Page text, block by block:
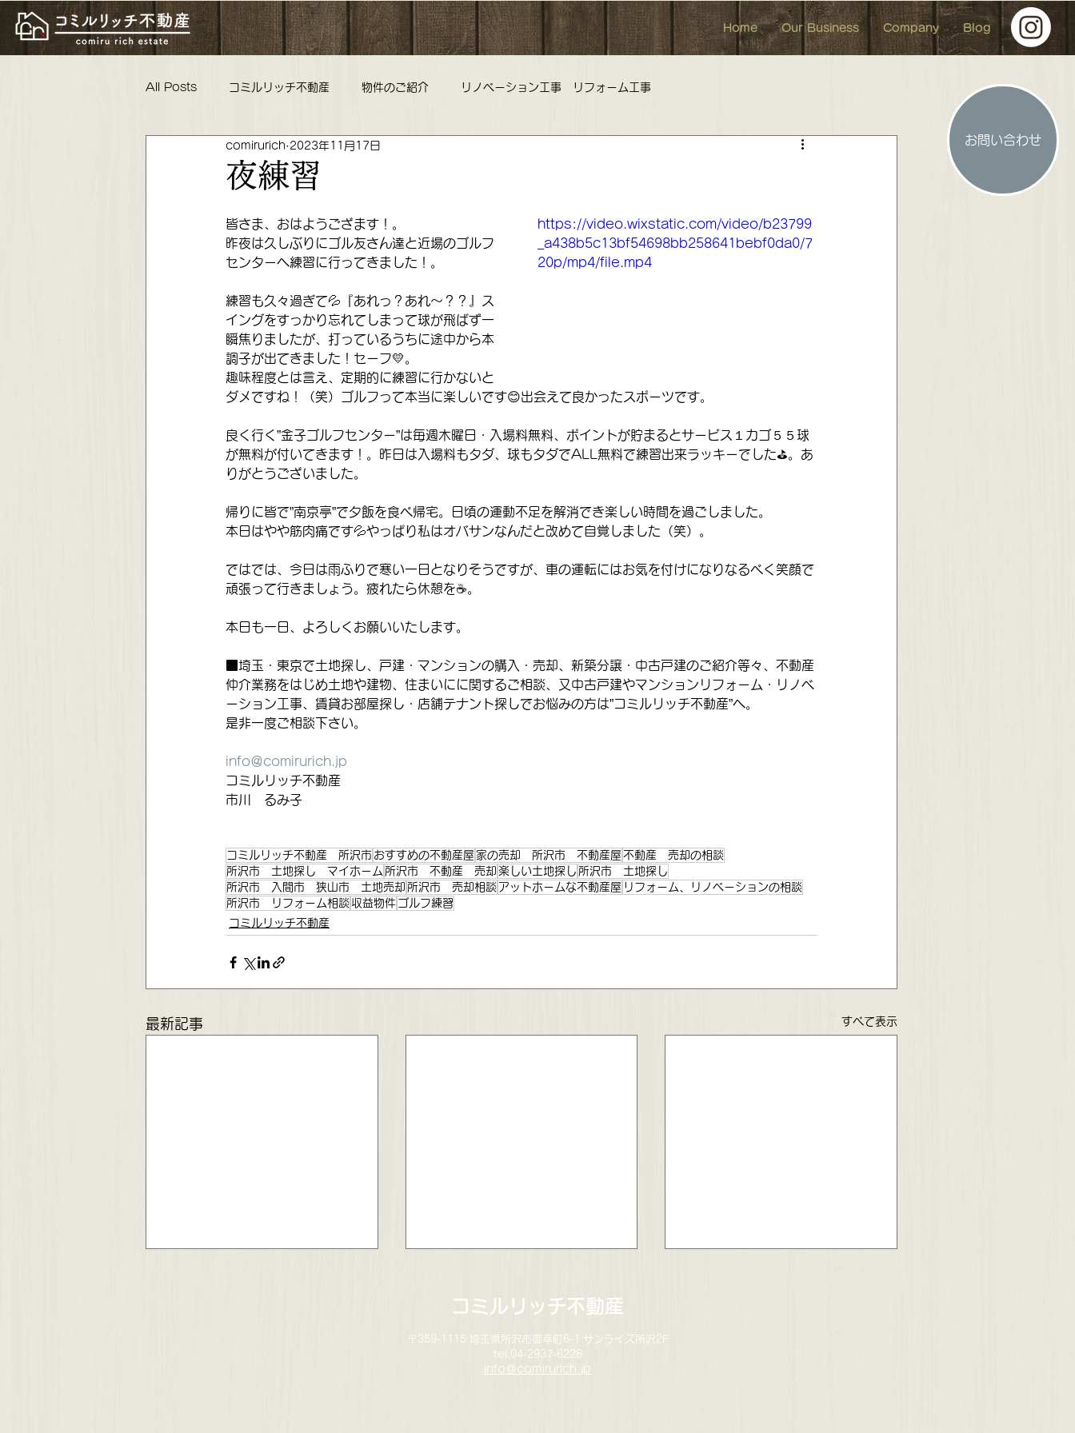
お問い合わせ
Home Our Business Company Blog
All Posts コミルリッチ不動産 物件のご紹介 リノベーション工事 リフォーム工事
物件紹介 リフォーム工事 親睦旅行 中古マンション 不動産査定 野老澤雛物語 ひな祭り 雛人形 イベント イベント参加
夜練習
comirurich 2023年11月17日
https://video.wixstatic.com/video/b23799
_a438b5c13bf54698bb258641bebf0da0/7
20p/mp4/file.mp4
皆さま、おはようござます！。
昨夜は久しぶりにゴル友さん達と近場のゴルフ
センターへ練習に行ってきました！。
練習も久々過ぎて💦『あれっ？あれ～？？』ス
イングをすっかり忘れてしまって球が飛ばず一
瞬焦りましたが、打っているうちに途中から本
調子が出てきました！セーフ💛。
趣味程度とは言え、定期的に練習に行かないと
ダメですね！（笑）ゴルフって本当に楽しいです😊出会えて良かったスポーツです。
良く行く”金子ゴルフセンター”は毎週木曜日・入場料無料、ポイントが貯まるとサービス１カゴ５５球
が無料が付いてきます！。昨日は入場料もタダ、球もタダでALL無料で練習出来ラッキーでした⛳。あ
りがとうございました。
帰りに皆で”南京亭”で夕飯を食べ帰宅。日頃の運動不足を解消でき楽しい時間を過ごしました。
本日はやや筋肉痛です💦やっぱり私はオバサンなんだと改めて自覚しました（笑）。
ではでは、今日は雨ふりで寒い一日となりそうですが、車の運転にはお気を付けになりなるべく笑顔で
頑張って行きましょう。疲れたら休憩を☕。
本日も一日、よろしくお願いいたします。
■埼玉・東京で土地探し、戸建・マンションの購入・売却、新築分譲・中古戸建のご紹介等々、不動産
仲介業務をはじめ土地や建物、住まいにに関するご相談、又中古戸建やマンションリフォーム・リノベ
ーション工事、賃貸お部屋探し・店舗テナント探しでお悩みの方は”コミルリッチ不動産”へ。
是非一度ご相談下さい。
info＠comirurich.jp
コミルリッチ不動産
市川　るみ子
コミルリッチ不動産 所沢市 おすすめの不動産屋 家の売却 所沢市 不動産屋 不動産 売却の相談
所沢市 土地探し マイホーム 所沢市 不動産 売却 楽しい土地探し 所沢市 土地探し
所沢市 入間市 狭山市 土地売却 所沢市 売却相談 アットホームな不動産屋 リフォーム、リノベーションの相談
所沢市 リフォーム相談収益物件 ゴルフ練習
コミルリッチ不動産
最新記事 すべて表示
コミルリッチ不動産
〒359-1115 埼玉県所沢市御幸町6-1 サンライズ所沢2F
tel.04-2937-6228
info＠comirurich.jp